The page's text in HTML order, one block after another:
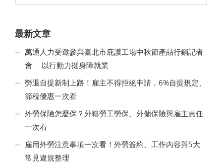
最新文章
萬通人力受邀參與臺北市庇護工場中秋節產品行銷記者
會 以行動力挺身障就業
勞退自提新制上路！雇主不得拒絕申請，6%自提規定、
節稅優惠一次看
外勞保險怎麼保？外籍勞工勞保、外傭保險與雇主責任
一次看
雇用外勞注意事項一次看！外勞簽約、工作內容與5大
常見違規整理